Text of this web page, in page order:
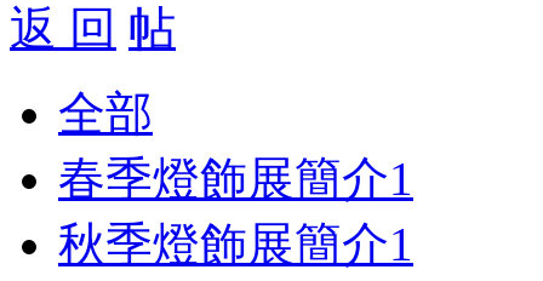
返 回
全部
春季燈飾展簡介1
秋季燈飾展簡介1